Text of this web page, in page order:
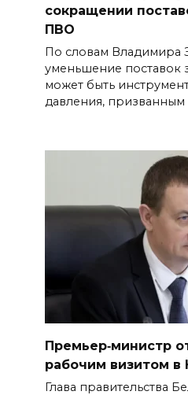
сокращении
ПВО
По словам Владимира
уменьшение поставок
может быть
давления, призванным
Премьер‑министр
рабочим визитом в
Глава правительства